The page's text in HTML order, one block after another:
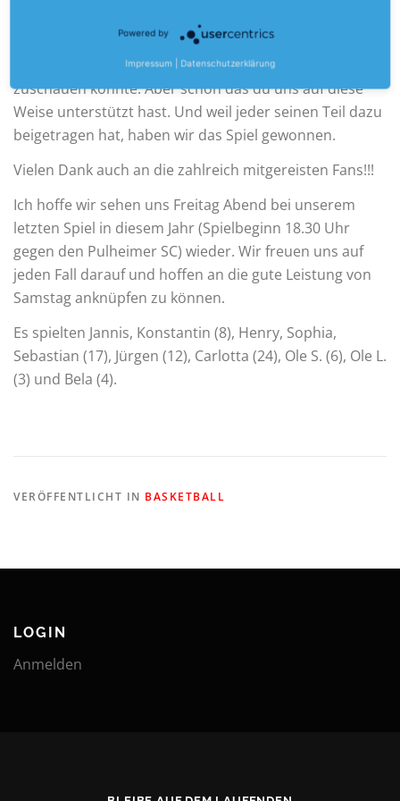
gelitten beim Spiel hat aber wohl Alex, der aufgrund
seines Nasenbeinbruchs leider nur von der Bank aus
zuschauen konnte. Aber schön das du uns auf diese
Weise unterstützt hast. Und weil jeder seinen Teil dazu
beigetragen hat, haben wir das Spiel gewonnen.
Vielen Dank auch an die zahlreich mitgereisten Fans!!!
Ich hoffe wir sehen uns Freitag Abend bei unserem
letzten Spiel in diesem Jahr (Spielbeginn 18.30 Uhr
gegen den Pulheimer SC) wieder. Wir freuen uns auf
jeden Fall darauf und hoffen an die gute Leistung von
Samstag anknüpfen zu können.
Es spielten Jannis, Konstantin (8), Henry, Sophia,
Sebastian (17), Jürgen (12), Carlotta (24), Ole S. (6), Ole L.
(3) und Bela (4).
VERÖFFENTLICHT IN BASKETBALL
LOGIN
Anmelden
Powered by
Impressum Datenschutzerklärung